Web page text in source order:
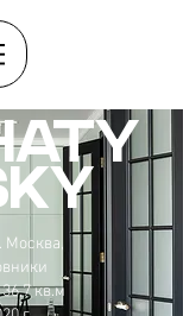
Москва,
кв.м